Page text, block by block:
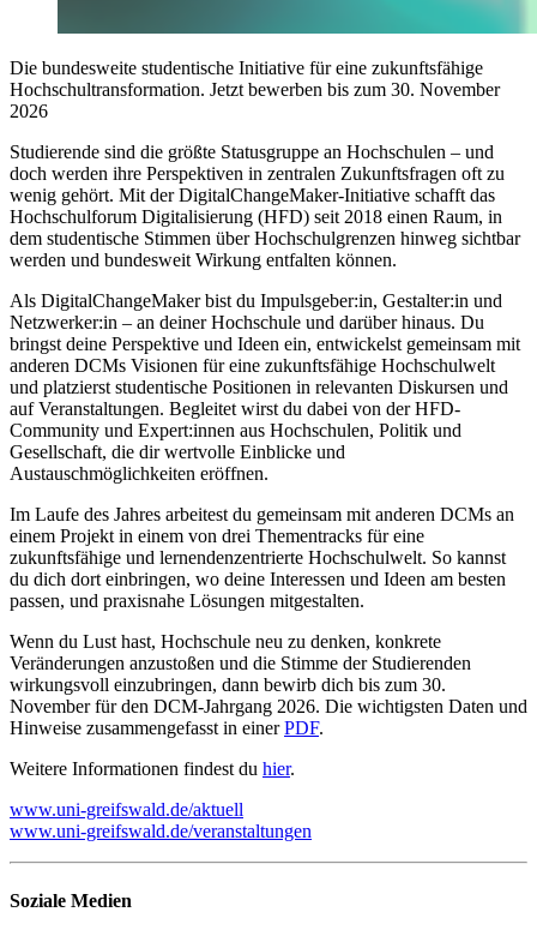
Die bundesweite studentische Initiative für eine zukunftsfähige
Hochschultransformation. Jetzt bewerben bis zum 30. November
2026
Studierende sind die größte Statusgruppe an Hochschulen – und
doch werden ihre Perspektiven in zentralen Zukunftsfragen oft zu
wenig gehört. Mit der DigitalChangeMaker-Initiative schafft das
Hochschulforum Digitalisierung (HFD) seit 2018 einen Raum, in
dem studentische Stimmen über Hochschulgrenzen hinweg sichtbar
werden und bundesweit Wirkung entfalten können.
Als DigitalChangeMaker bist du Impulsgeber:in, Gestalter:in und
Netzwerker:in – an deiner Hochschule und darüber hinaus. Du
bringst deine Perspektive und Ideen ein, entwickelst gemeinsam mit
anderen DCMs Visionen für eine zukunftsfähige Hochschulwelt
und platzierst studentische Positionen in relevanten Diskursen und
auf Veranstaltungen. Begleitet wirst du dabei von der HFD-
Community und Expert:innen aus Hochschulen, Politik und
Gesellschaft, die dir wertvolle Einblicke und
Austauschmöglichkeiten eröffnen.
Im Laufe des Jahres arbeitest du gemeinsam mit anderen DCMs an
einem Projekt in einem von drei Thementracks für eine
zukunftsfähige und lernendenzentrierte Hochschulwelt. So kannst
du dich dort einbringen, wo deine Interessen und Ideen am besten
passen, und praxisnahe Lösungen mitgestalten.
Wenn du Lust hast, Hochschule neu zu denken, konkrete
Veränderungen anzustoßen und die Stimme der Studierenden
wirkungsvoll einzubringen, dann bewirb dich bis zum 30.
November für den DCM-Jahrgang 2026. Die wichtigsten Daten und
Hinweise zusammengefasst in einerPDF.
Weitere Informationen findest du hier.
www.uni-greifswald.de/aktuell
www.uni-greifswald.de/veranstaltungen
Soziale Medien